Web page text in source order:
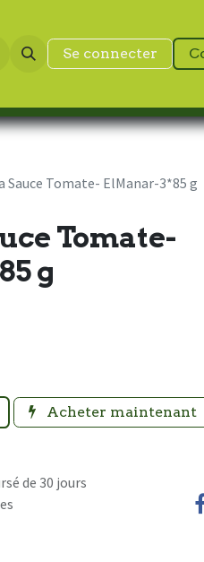
Se connecter
Sauce Tomate- ElManar-3*85 g
Tomate-
g
Acheter maintenant
de 30 jours